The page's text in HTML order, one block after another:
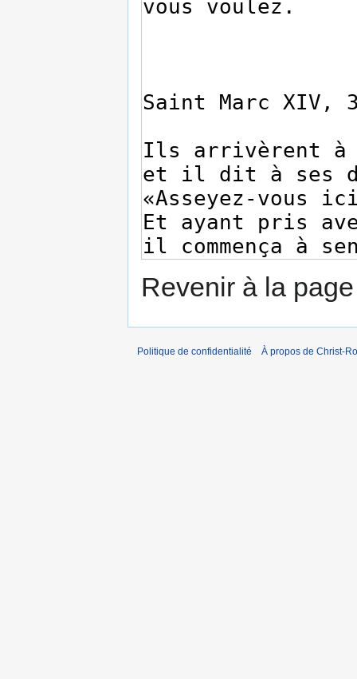
Revenir à la
Politique de confidentialité À propos de Christ-